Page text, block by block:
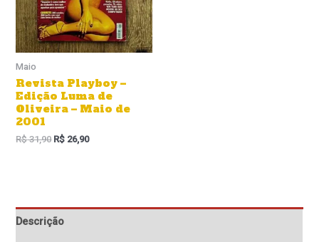
Maio
Revista Playboy –
Edição Luma de
Oliveira – Maio de
2001
R$31,90 R$ 26,90
Descrição